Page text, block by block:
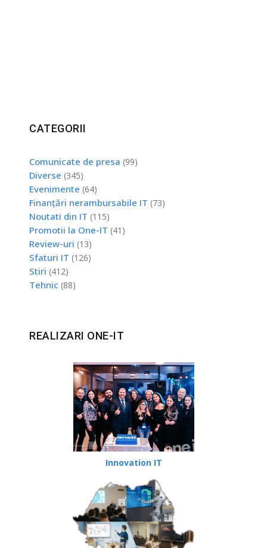
CATEGORII
Comunicate de presa (99)
Diverse (345)
Evenimente (64)
Finanțări nerambursabile IT (73)
Noutati din IT (115)
Promotii la One-IT (41)
Review-uri (13)
Sfaturi IT (126)
Stiri (412)
Tehnic (88)
REALIZARI ONE-IT
Innovation IT